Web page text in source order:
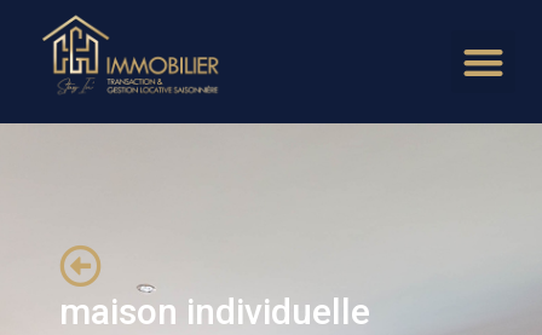
maison individuelle